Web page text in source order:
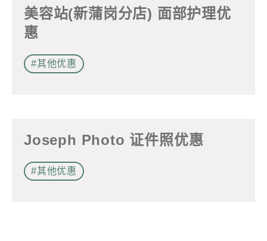
美容站(新蒲岗分店) 面部护理优
惠
#其他优惠
Joseph Photo 证件照优惠
#其他优惠